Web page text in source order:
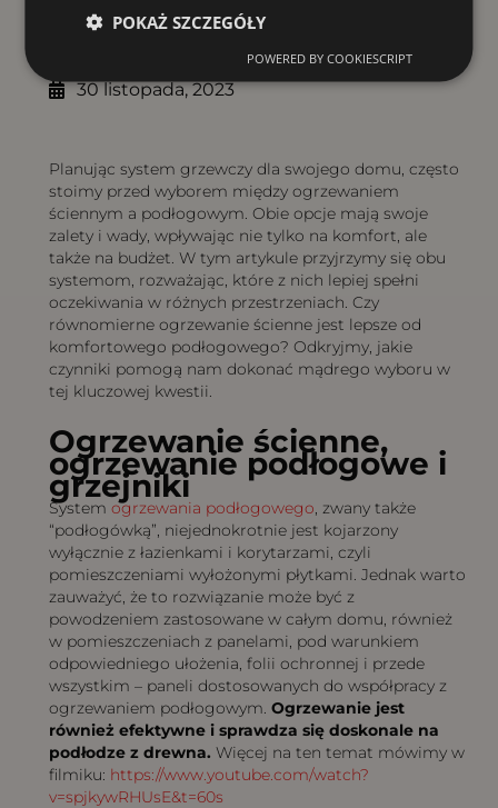
Spis treści
30 listopada, 2023
Planując system grzewczy dla swojego domu, często
stoimy przed wyborem między ogrzewaniem
ściennym a podłogowym. Obie opcje mają swoje
zalety i wady, wpływając nie tylko na komfort, ale
także na budżet. W tym artykule przyjrzymy się obu
systemom, rozważając, które z nich lepiej spełni
oczekiwania w różnych przestrzeniach. Czy
równomierne ogrzewanie ścienne jest lepsze od
komfortowego podłogowego? Odkryjmy, jakie
czynniki pomogą nam dokonać mądrego wyboru w
tej kluczowej kwestii.
Ogrzewanie ścienne,
ogrzewanie podłogowe i
grzejniki
System ogrzewania podłogowego, zwany także
“podłogówką”, niejednokrotnie jest kojarzony
wyłącznie z łazienkami i korytarzami, czyli
pomieszczeniami wyłożonymi płytkami. Jednak warto
zauważyć, że to rozwiązanie może być z
powodzeniem zastosowane w całym domu, również
w pomieszczeniach z panelami, pod warunkiem
odpowiedniego ułożenia, folii ochronnej i przede
wszystkim – paneli dostosowanych do współpracy z
ogrzewaniem podłogowym. Ogrzewanie jest
również efektywne i sprawdza się doskonale na
podłodze z drewna. Więcej na ten temat mówimy w
filmiku: https://www.youtube.com/watch?
v=spjkywRHUsE&t=60s
POKAŻ SZCZEGÓŁY
POWERED BY COOKIESCRIPT